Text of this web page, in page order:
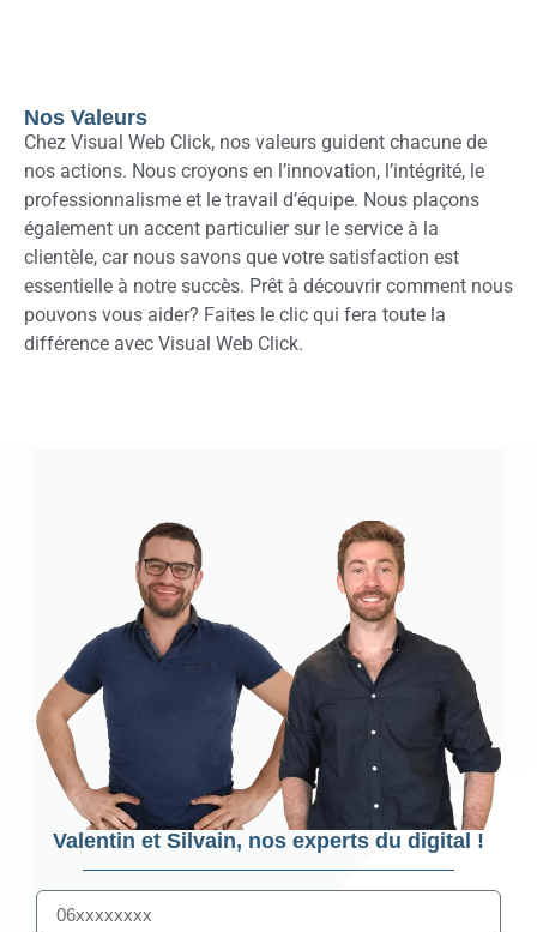
Nos Valeurs
Chez Visual Web Click, nos valeurs guident chacune de
nos actions. Nous croyons en l’innovation, l’intégrité, le
professionnalisme et le travail d’équipe. Nous plaçons
également un accent particulier sur le service à la
clientèle, car nous savons que votre satisfaction est
essentielle à notre succès. Prêt à découvrir comment nous
pouvons vous aider? Faites le clic qui fera toute la
différence avec Visual Web Click.
Valentin et Silvain, nos experts du digital !